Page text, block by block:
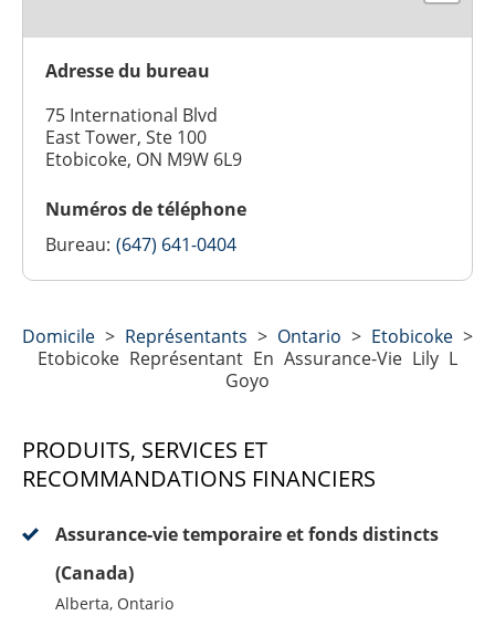
Adresse du bureau
75 International Blvd
East Tower, Ste 100
Etobicoke, ON M9W 6L9
Numéros de téléphone
Bureau: (647) 641-0404
Domicile > Représentants > Ontario > Etobicoke >
Etobicoke Représentant En Assurance-Vie Lily L
Goyo
PRODUITS, SERVICES ET
RECOMMANDATIONS FINANCIERS
Assurance-vie temporaire et fonds distincts
(Canada)
Alberta, Ontario